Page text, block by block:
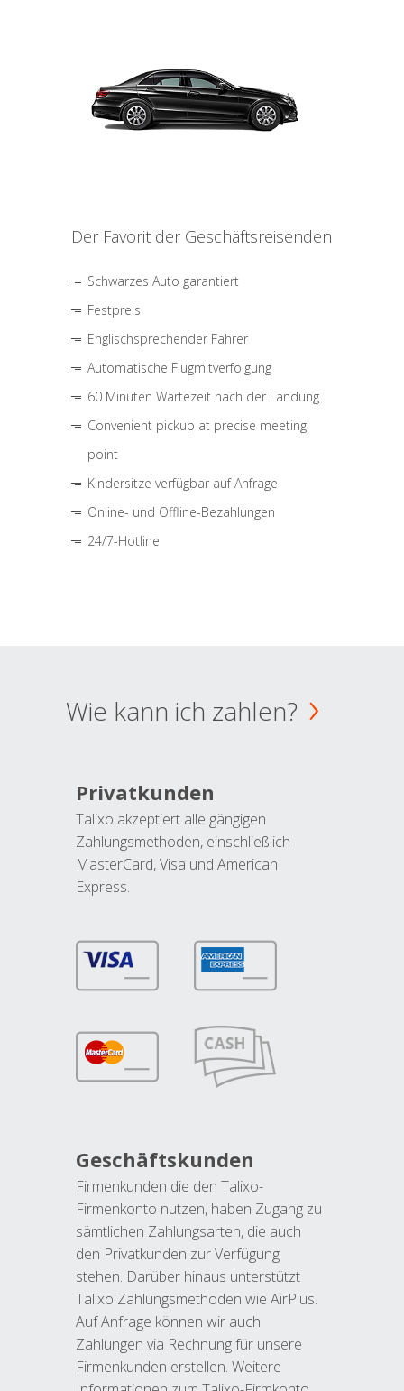
Der Favorit der Geschäftsreisenden
Schwarzes Auto garantiert
Festpreis
Englischsprechender Fahrer
Automatische Flugmitverfolgung
60 Minuten Wartezeit nach der Landung
Convenient pickup at precise meeting
point
Kindersitze verfügbar auf Anfrage
Online- und Offline-Bezahlungen
24/7-Hotline
Wie kann ich zahlen?
Privatkunden
Talixo akzeptiert alle gängigen
Zahlungsmethoden, einschließlich
MasterCard, Visa und American
Express.
Geschäftskunden
Firmenkunden die den Talixo-
Firmenkonto nutzen, haben Zugang zu
sämtlichen Zahlungsarten, die auch
den Privatkunden zur Verfügung
stehen. Darüber hinaus unterstützt
Talixo Zahlungsmethoden wie AirPlus.
Auf Anfrage können wir auch
Zahlungen via Rechnung für unsere
Firmenkunden erstellen. Weitere